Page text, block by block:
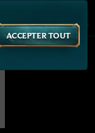
ACCEPTER TOUT